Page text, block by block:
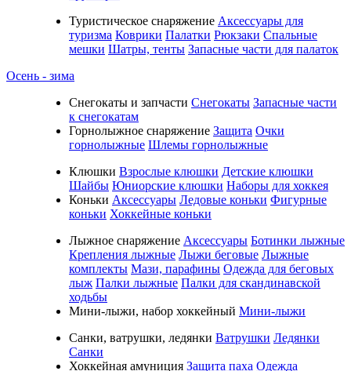
Туристическое снаряжение Аксессуары для
туризма Коврики Палатки Рюкзаки Спальные
мешки Шатры, тенты Запасные части для палаток
Осень - зима
Cнегокаты и запчасти Снегокаты Запасные части
к снегокатам
Горнолыжное снаряжение Защита Очки
горнолыжные Шлемы горнолыжные
Клюшки Взрослые клюшки Детские клюшки
Шайбы Юниорские клюшки Наборы для хоккея
Коньки Аксессуары Ледовые коньки Фигурные
коньки Хоккейные коньки
Лыжное снаряжение Аксессуары Ботинки лыжные
Крепления лыжные Лыжи беговые Лыжные
комплекты Мази, парафины Одежда для беговых
лыж Палки лыжные Палки для скандинавской
ходьбы
Мини-лыжи, набор хоккейный Мини-лыжи
Санки, ватрушки, ледянки Ватрушки Ледянки
Санки
Хоккейная амуниция Защита паха Одежда